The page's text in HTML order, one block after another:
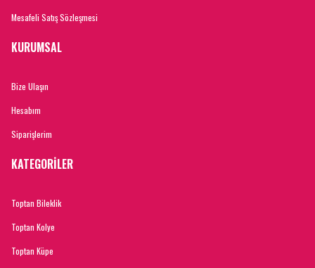
Mesafeli Satış Sözleşmesi
KURUMSAL
Bize Ulaşın
Hesabım
Siparişlerim
KATEGORİLER
Toptan Bileklik
Toptan Kolye
Toptan Küpe